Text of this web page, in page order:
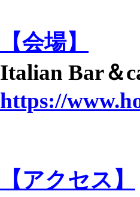
【会場】
Italian Bar＆
https://
【アクセス】